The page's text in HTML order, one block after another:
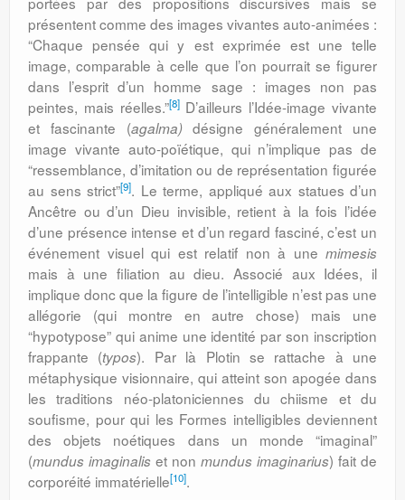
présentent comme des images vivantes auto-animées :
“Chaque pensée qui y est exprimée est une telle
image, comparable à celle que l’on pourrait se figurer
dans l’esprit d’un homme sage : images non pas
peintes, mais réelles.”[8]D’ailleurs l’Idée-image vivante
et fascinante (agalma)désigne généralement une
image vivante auto-poïétique, qui n’implique pas de
“ressemblance, d’imitation ou de représentation figurée
au sens strict”[9]. Le terme, appliqué aux statues d’un
Ancêtre ou d’un Dieu invisible, retient à la fois l’idée
d’une présence intense et d’un regard fasciné, c’est un
événement visuel qui est relatif non à une mimesis
mais à une filiation au dieu. Associé aux Idées, il
implique donc que la figure de l’intelligible n’est pas une
allégorie (qui montre en autre chose) mais une
“hypotypose” qui anime une identité par son inscription
frappante (typos). Par là Plotin se rattache à une
métaphysique visionnaire, qui atteint son apogée dans
les traditions néo-platoniciennes du chiisme et du
soufisme, pour qui les Formes intelligibles deviennent
des objets noétiques dans un monde “imaginal”
(mundus imaginalis et non mundus imaginarius) fait de
corporéité immatérielle[10].